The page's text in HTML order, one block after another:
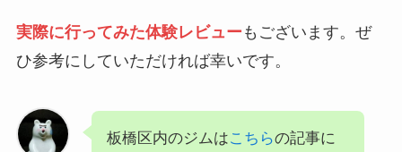
実際に行ってみた体験レビュー もございます。ぜ
ひ参考にしていただければ幸いです。
板橋区内のジムはこちらの記事に